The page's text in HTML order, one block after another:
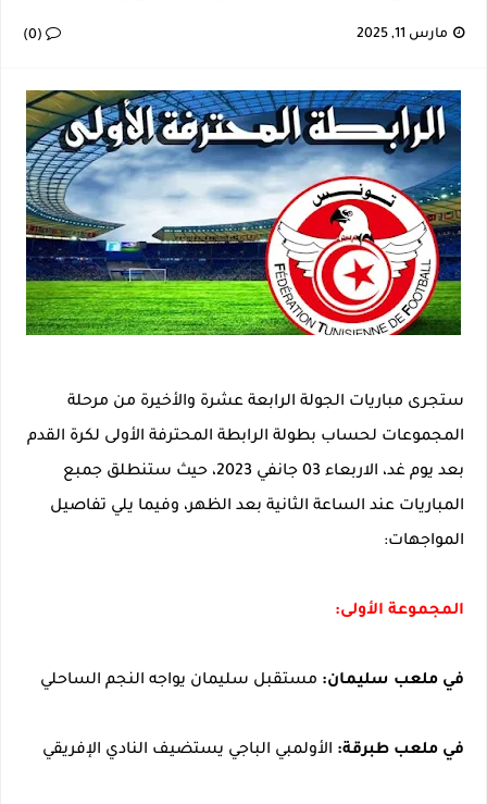
إصابة خطيرة لمحمد أمين بن عمر بعد اعتداء في سوسة والأمن يوقف أحد المعتدين
كأس إفريقيا U20: المغرب وتونس في مواجهة نارية لحسم التأهل.. توقيت المباراة والقناة الناقلة لها
الرابطة المحترفة الأولى: برنامج مباريات الجولة 29
مارس 11, 2025 (0)
ستجرى مباريات الجولة الرابعة عشرة والأخيرة من مرحلة
المجموعات لحساب بطولة الرابطة المحترفة الأولى لكرة القدم
بعد يوم غد، الاربعاء 03 جانفي 2023، حيث ستنطلق جمبع
المباريات عند الساعة الثانية بعد الظهر، وفيما يلي تفاصيل
المواجهات:
المجموعة الأولى:
في ملعب سليمان: مستقبل سليمان يواجه النجم الساحلي
في ملعب طبرقة: الأولمبي الباجي يستضيف النادي الإفريقي